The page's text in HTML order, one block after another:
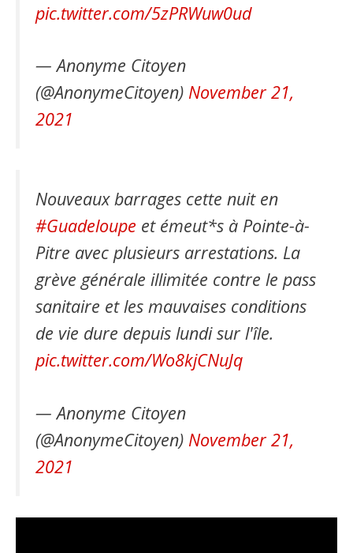
pic.twitter.com/5zPRWuw0ud
— Anonyme Citoyen
(@AnonymeCitoyen) November 21,
2021
Nouveaux barrages cette nuit en
#Guadeloupe et émeut*s à Pointe-à-
Pitre avec plusieurs arrestations. La
grève générale illimitée contre le pass
sanitaire et les mauvaises conditions
de vie dure depuis lundi sur l'île.
pic.twitter.com/Wo8kjCNuJq
— Anonyme Citoyen
(@AnonymeCitoyen) November 21,
2021